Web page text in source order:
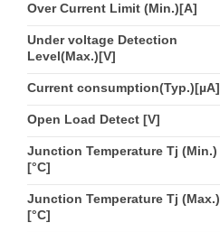
Over Current Limit (Min.)[A]
Under voltage Detection
Level(Max.)[V]
Current consumption(Typ.)[µA]
Open Load Detect [V]
Junction Temperature Tj (Min.)
[°C]
Junction Temperature Tj (Max.)
[°C]